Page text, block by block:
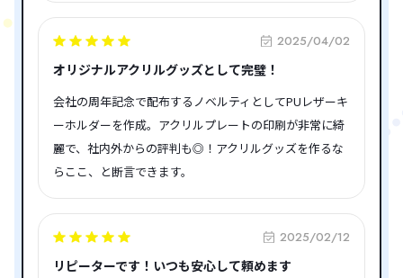
2025/04/02
オリジナルアクリルグッズとして完璧！
会社の周年記念で配布するノベルティとしてPUレザーキ
ーホルダーを作成。アクリルプレートの印刷が非常に綺
麗で、社内外からの評判も◎！アクリルグッズを作るな
らここ、と断言できます。
2025/02/12
リピーターです！いつも安心して頼めます